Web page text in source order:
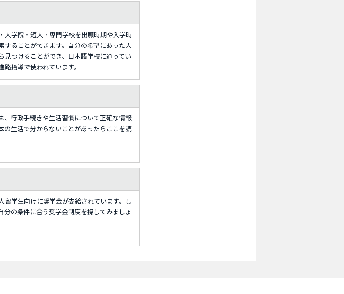
大学院・短大・専門学校を出願時期や入学時
することができます。自分の希望にあった大
見つけることができ、日本語学校に通ってい
指導で使われています。
、行政手続きや生活習慣について正確な情報
の生活で分からないことがあったらここを読
留学生向けに奨学金が支給されています。し
分の条件に合う奨学金制度を探してみましょ